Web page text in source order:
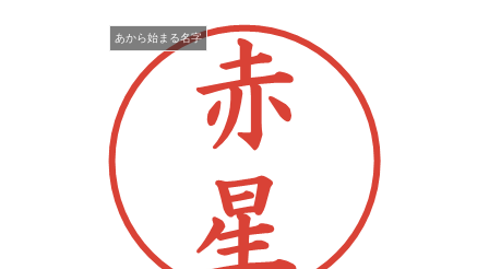
あから始まる名字